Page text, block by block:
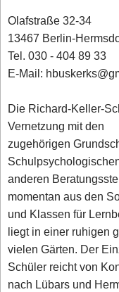
Olafstraße 32-34
13467 Berlin-
Tel. 030 - 404 89 33
E-Mail:
Die Richard-Keller-
Vernetzung mit den
zugehörigen
anderen
momentan aus den
und Klassen für
liegt in einer ruhigen
vielen Gärten. Der
Schüler reicht von
nach Lübars und